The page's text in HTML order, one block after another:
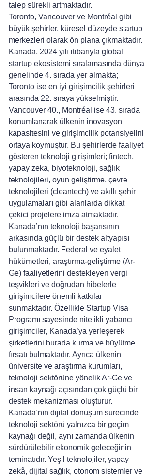
talep sürekli artmaktadır.
Toronto, Vancouver ve Montréal gibi
büyük şehirler, küresel düzeyde startup
merkezleri olarak ön plana çıkmaktadır.
Kanada, 2024 yılı itibarıyla global
startup ekosistemi sıralamasında dünya
genelinde 4. sırada yer almakta;
Toronto ise en iyi girişimcilik şehirleri
arasında 22. sıraya yükselmiştir.
Vancouver 40., Montréal ise 43. sırada
konumlanarak ülkenin inovasyon
kapasitesini ve girişimcilik potansiyelini
ortaya koymuştur. Bu şehirlerde faaliyet
gösteren teknoloji girişimleri; fintech,
yapay zeka, biyoteknoloji, sağlık
teknolojileri, oyun geliştirme, çevre
teknolojileri (cleantech) ve akıllı şehir
uygulamaları gibi alanlarda dikkat
çekici projelere imza atmaktadır.
Kanada’nın teknoloji başarısının
arkasında güçlü bir destek altyapısı
bulunmaktadır. Federal ve eyalet
hükümetleri, araştırma-geliştirme (Ar-
Ge) faaliyetlerini destekleyen vergi
teşvikleri ve doğrudan hibelerle
girişimcilere önemli katkılar
sunmaktadır. Özellikle Startup Visa
Programı sayesinde nitelikli yabancı
girişimciler, Kanada’ya yerleşerek
şirketlerini burada kurma ve büyütme
fırsatı bulmaktadır. Ayrıca ülkenin
üniversite ve araştırma kurumları,
teknoloji sektörüne yönelik Ar-Ge ve
insan kaynağı açısından çok güçlü bir
destek mekanizması oluşturur.
Kanada’nın dijital dönüşüm sürecinde
teknoloji sektörü yalnızca bir geçim
kaynağı değil, aynı zamanda ülkenin
sürdürülebilir ekonomik geleceğinin
teminatıdır. Yeşil teknolojiler, yapay
zekâ, dijital sağlık, otonom sistemler ve